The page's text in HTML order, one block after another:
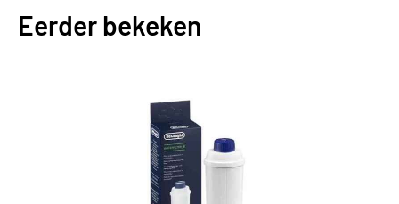
Eerder bekeken